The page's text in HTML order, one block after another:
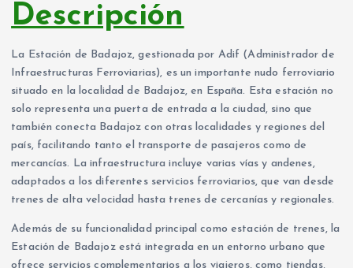
Descripción
La Estación de Badajoz, gestionada por Adif (Administrador de
Infraestructuras Ferroviarias), es un importante nudo ferroviario
situado en la localidad de Badajoz, en España. Esta estación no
solo representa una puerta de entrada a la ciudad, sino que
también conecta Badajoz con otras localidades y regiones del
país, facilitando tanto el transporte de pasajeros como de
mercancías. La infraestructura incluye varias vías y andenes,
adaptados a los diferentes servicios ferroviarios, que van desde
trenes de alta velocidad hasta trenes de cercanías y regionales.
Además de su funcionalidad principal como estación de trenes, la
Estación de Badajoz está integrada en un entorno urbano que
ofrece servicios complementarios a los viajeros, como tiendas,